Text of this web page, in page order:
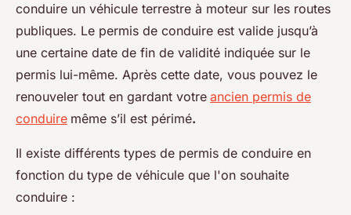
conduire un véhicule terrestre à moteur sur les routes
publiques. Le permis de conduire est valide jusqu’à
une certaine date de fin de validité indiquée sur le
permis lui-même. Après cette date, vous pouvez le
renouveler tout en gardant votre ancien permis de
conduire même s’il est périmé.
Il existe différents types de permis de conduire en
fonction du type de véhicule que l'on souhaite
conduire :